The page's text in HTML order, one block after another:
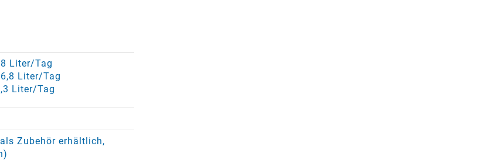
Liter/Tag
Liter/Tag
Liter/Tag
Zubehör erhältlich,